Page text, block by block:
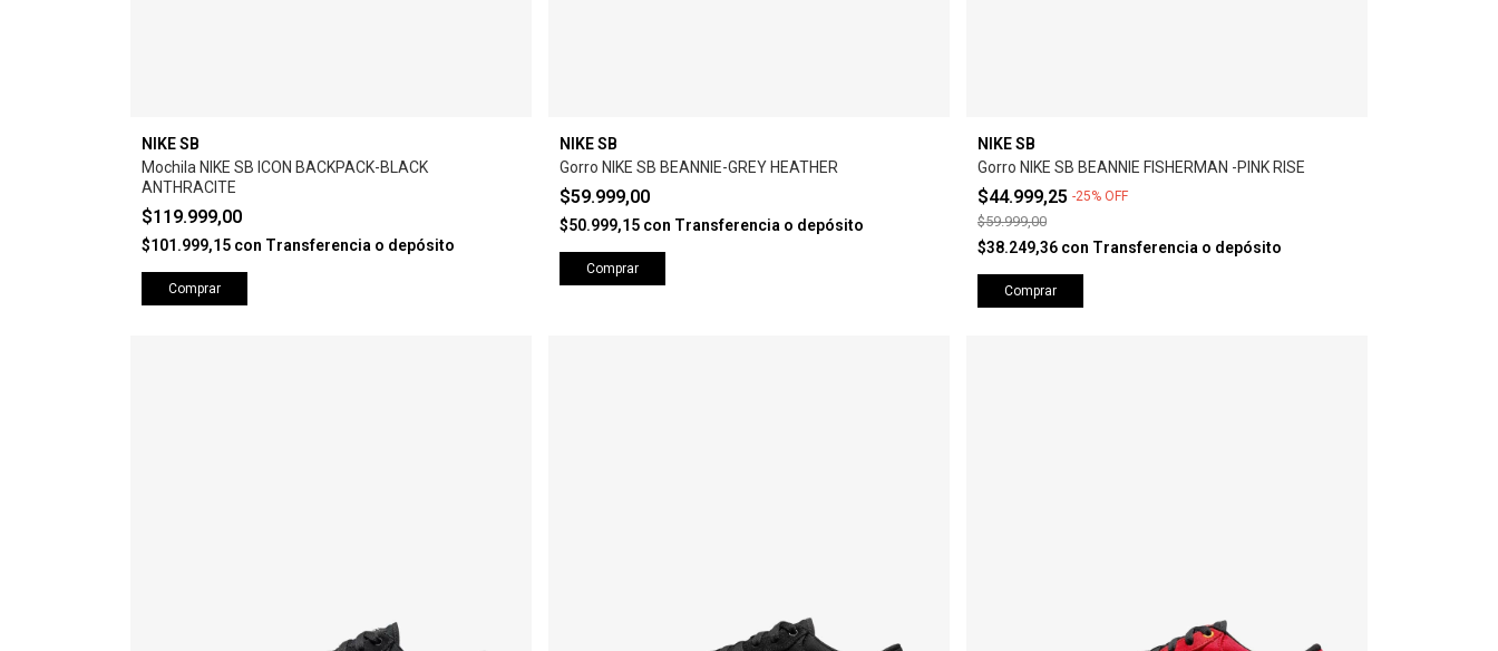
NIKE SB
Mochila NIKE SB ICON BACKPACK-BLACK
ANTHRACITE
$119.999,00
$101.999,15 con Transferencia o depósito
Comprar
NIKE SB
Gorro NIKE SB BEANNIE-GREY HEATHER
$59.999,00
$50.999,15 con Transferencia o depósito
Comprar
NIKE SB
Gorro NIKE SB BEANNIE FISHERMAN -PINK RISE
$44.999,25 -25% OFF
$59.999,00
$38.249,36 con Transferencia o depósito
Comprar